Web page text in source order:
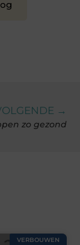
→
zo gezond
VERBOUWEN